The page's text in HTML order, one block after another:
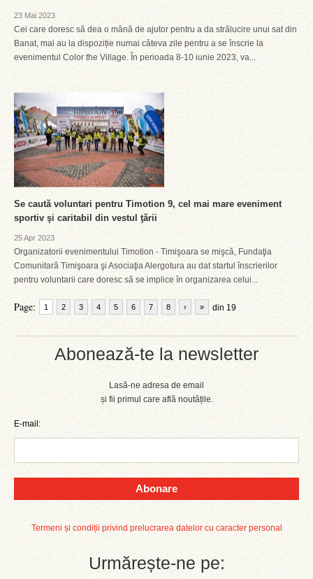
Abonează-te la newsletter
Lasă-ne adresa de email
și fii primul care află noutățile.
E-mail:
Abonare
Termeni și condiții privind prelucrarea datelor cu caracter personal
Urmărește-ne pe:
23 Mai 2023
Cei care doresc să dea o mână de ajutor pentru a da strălucire unui sat din
Banat, mai au la dispoziție numai câteva zile pentru a se înscrie la
evenimentul Color the Village. În perioada 8-10 iunie 2023, va...
Se caută voluntari pentru Timotion 9, cel mai mare eveniment
sportiv şi caritabil din vestul ţării
25 Apr 2023
Organizatorii evenimentului Timotion - Timişoara se mişcă, Fundaţia
Comunitară Timişoara şi Asociaţia Alergotura au dat startul înscrierilor
pentru voluntarii care doresc să se implice în organizarea celui...
Page: 1 2 3 4 5 6 7 8 din 19
› »